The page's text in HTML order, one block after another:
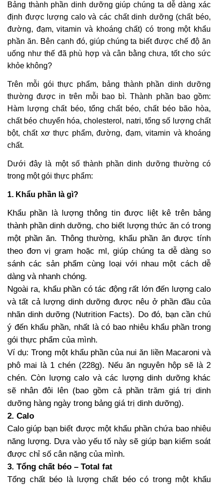
Bảng thành phần dinh dưỡng giúp chúng ta dễ dàng xác
định được lượng calo và các chất dinh dưỡng (chất béo,
đường, đạm, vitamin và khoáng chất) có trong một khẩu
phần ăn. Bên cạnh đó, giúp chúng ta biết được chế độ ăn
uống như thế đã phù hợp và cân bằng chưa, tốt cho sức
khỏe không?
Trên mỗi gói thực phẩm, bảng thành phần dinh dưỡng
thường được in trên mỗi bao bì. Thành phần bao gồm:
Hàm lượng chất béo, tổng chất béo, chất béo bão hòa,
chất béo chuyển hóa, cholesterol, natri, tổng số lượng chất
bột, chất xơ thực phẩm, đường, đạm, vitamin và khoáng
chất.
Dưới đây là một số thành phần dinh dưỡng thường có
trong một gói thực phẩm:
1. Khẩu phần là gì?
Khẩu phần là lượng thông tin được liệt kê trên bảng
thành phần dinh dưỡng, cho biết lượng thức ăn có trong
một phần ăn. Thông thường, khẩu phần ăn được tính
theo đơn vị gram hoặc ml, giúp chúng ta dễ dàng so
sánh các sản phẩm cùng loại với nhau một cách dễ
dàng và nhanh chóng.
Ngoài ra, khẩu phần có tác động rất lớn đến lượng calo
và tất cả lượng dinh dưỡng được nêu ở phần đầu của
nhãn dinh dưỡng (Nutrition Facts). Do đó, bạn cần chú
ý đến khẩu phần, nhất là có bao nhiêu khẩu phần trong
gói thực phẩm của mình.
Ví dụ: Trong một khẩu phần của nui ăn liền Macaroni và
phô mai là 1 chén (228g). Nếu ăn nguyên hộp sẽ là 2
chén. Còn lượng calo và các lượng dinh dưỡng khác
sẽ nhân đôi lên (bao gồm cả phần trăm giá trị dinh
dưỡng hàng ngày trong bảng giá trị dinh dưỡng).
2. Calo
Calo giúp bạn biết được một khẩu phần chứa bao nhiêu
năng lượng. Dựa vào yếu tố này sẽ giúp bạn kiểm soát
được chỉ số cân nặng của mình.
3. Tổng chất béo – Total fat
Tổng chất béo là lượng chất béo có trong một khẩu